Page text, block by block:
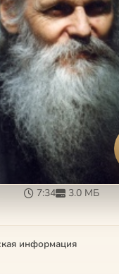
7:34 3.0 МБ
информация